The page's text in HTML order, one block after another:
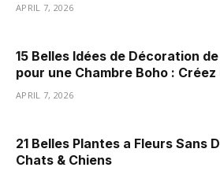
APRIL 7, 2026
15 Belles Idées de Décoration
pour une Chambre Boho :
APRIL 7, 2026
21 Belles Plantes a Fleurs Sans
Chats & Chiens